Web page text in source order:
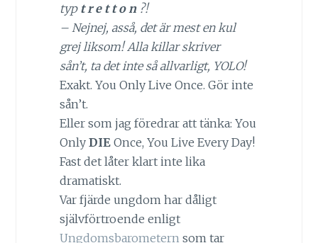
typ t r e t t o n?!
– Nejnej, asså, det är mest en kul
grej liksom! Alla killar skriver
sån’t, ta det inte så allvarligt, YOLO!
Exakt. You Only Live Once. Gör inte
sån’t.
Eller som jag föredrar att tänka: You
Only DIEOnce, You Live Every Day!
Fast det låter klart inte lika
dramatiskt.
Var fjärde ungdom har dåligt
självförtroende enligt
Ungdomsbarometernsom tar